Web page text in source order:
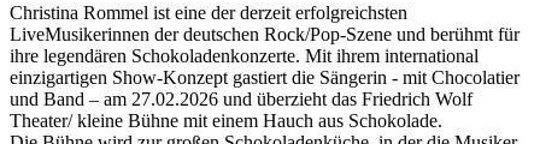
Christina Rommel ist eine der derzeit erfolgreichsten
LiveMusikerinnen der deutschen Rock/Pop-Szene und berühmt für
ihre legendären Schokoladenkonzerte. Mit ihrem international
einzigartigen Show-Konzept gastiert die Sängerin - mit Chocolatier
und Band – am 27.02.2026 und überzieht das Friedrich Wolf
Theater/ kleine Bühne mit einem Hauch aus Schokolade.